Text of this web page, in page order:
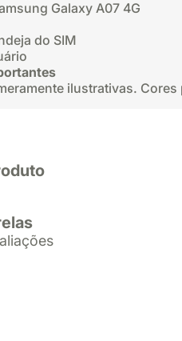
Galaxy A07 4G
do SIM
ilustrativas.